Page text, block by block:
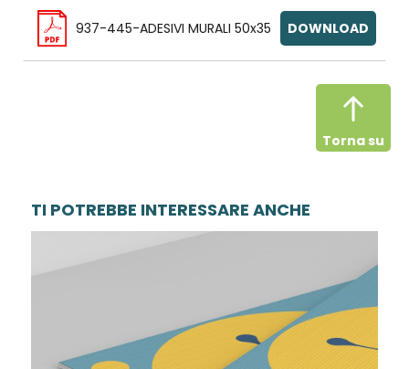
937-445-ADESIVI MURALI 50x35 DOWNLOAD
Torna su
TI POTREBBE INTERESSARE ANCHE